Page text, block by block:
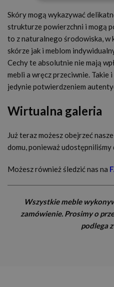
Skóry mogą wykazywać
strukturze powierzchni i mogą
to z naturalnego środowiska, w
skórze jak i meblom
Cechy te absolutnie nie mają
mebli a wręcz przeciwnie. Takie
jedynie potwierdzeniem
Wirtualna galeria
Już teraz możesz obejrzeć
domu, ponieważ udostępniliśmy
Możesz również śledzić nas na
Wszystkie meble
zamówienie. Prosimy o
podlega